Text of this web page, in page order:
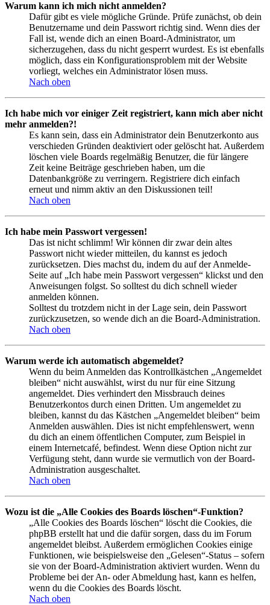
Warum kann ich mich nicht anmelden?
Dafür gibt es viele mögliche Gründe. Prüfe zunächst, ob dein
Benutzername und dein Passwort richtig sind. Wenn dies der
Fall ist, wende dich an einen Board-Administrator, um
sicherzugehen, dass du nicht gesperrt wurdest. Es ist ebenfalls
möglich, dass ein Konfigurationsproblem mit der Website
vorliegt, welches ein Administrator lösen muss.
Nach oben
Ich habe mich vor einiger Zeit registriert, kann mich aber nicht
mehr anmelden?!
Es kann sein, dass ein Administrator dein Benutzerkonto aus
verschieden Gründen deaktiviert oder gelöscht hat. Außerdem
löschen viele Boards regelmäßig Benutzer, die für längere
Zeit keine Beiträge geschrieben haben, um die
Datenbankgröße zu verringern. Registriere dich einfach
erneut und nimm aktiv an den Diskussionen teil!
Nach oben
Ich habe mein Passwort vergessen!
Das ist nicht schlimm! Wir können dir zwar dein altes
Passwort nicht wieder mitteilen, du kannst es jedoch
zurücksetzen. Dies machst du, indem du auf der Anmelde-
Seite auf „Ich habe mein Passwort vergessen“ klickst und den
Anweisungen folgst. So solltest du dich schnell wieder
anmelden können.
Solltest du trotzdem nicht in der Lage sein, dein Passwort
zurückzusetzen, so wende dich an die Board-Administration.
Nach oben
Warum werde ich automatisch abgemeldet?
Wenn du beim Anmelden das Kontrollkästchen „Angemeldet
bleiben“ nicht auswählst, wirst du nur für eine Sitzung
angemeldet. Dies verhindert den Missbrauch deines
Benutzerkontos durch einen Dritten. Um angemeldet zu
bleiben, kannst du das Kästchen „Angemeldet bleiben“ beim
Anmelden auswählen. Dies ist nicht empfehlenswert, wenn
du dich an einem öffentlichen Computer, zum Beispiel in
einem Internetcafé, befindest. Wenn diese Option nicht zur
Verfügung steht, dann wurde sie vermutlich von der Board-
Administration ausgeschaltet.
Nach oben
Wozu ist die „Alle Cookies des Boards löschen“-Funktion?
„Alle Cookies des Boards löschen“ löscht die Cookies, die
phpBB erstellt hat und die dafür sorgen, dass du im Forum
angemeldet bleibst. Außerdem ermöglichen Cookies einige
Funktionen, wie beispielsweise den „Gelesen“-Status – sofern
sie von der Board-Administration aktiviert wurden. Wenn du
Probleme bei der An- oder Abmeldung hast, kann es helfen,
wenn du die Cookies des Boards löscht.
Nach oben